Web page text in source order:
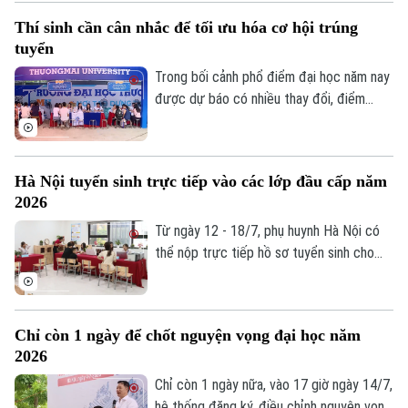
Liên hệ đường dây nóng (bấm để gọi)
Tòa soạn
sinh và phụ huynh băn khoăn không chỉ là
thích ứng với một thị trường lao động
đang thay đổi rất nhanh dưới tác động
Thí sinh cần cân nhắc để tối ưu hóa cơ hội trúng
tuyển
Trong bối cảnh phổ điểm đại học năm nay
được dự báo có nhiều thay đổi, điểm
yêu thích mà cần có một chiến lược hợp
cơ hội trúng tuyển.
Hà Nội tuyển sinh trực tiếp vào các lớp đầu cấp năm
2026
Từ ngày 12 - 18/7, phụ huynh Hà Nội có
thể nộp trực tiếp hồ sơ tuyển sinh cho
Chỉ còn 1 ngày để chốt nguyện vọng đại học năm
2026
Chỉ còn 1 ngày nữa, vào 17 giờ ngày 14/7,